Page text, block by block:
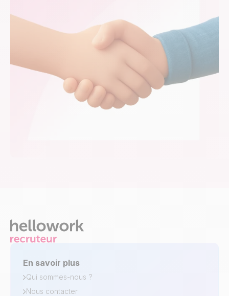
En savoir plus
Qui sommes-nous ?
Nous contacter